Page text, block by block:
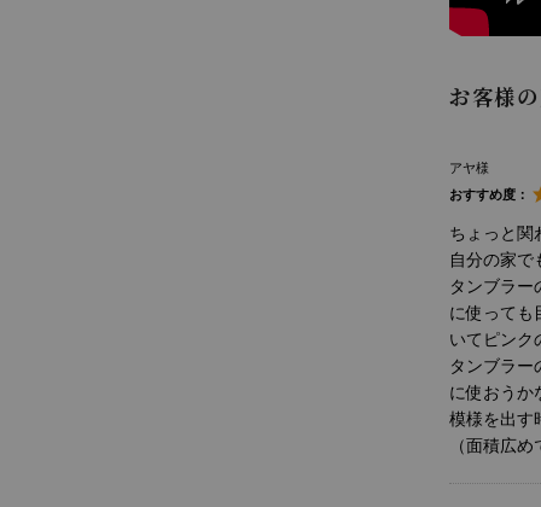
お客様
アヤ様
おすすめ度：
ちょっと関
自分の家で
タンブラー
に使っても
いてピンク
タンブラー
に使おうか
模様を出す
（面積広